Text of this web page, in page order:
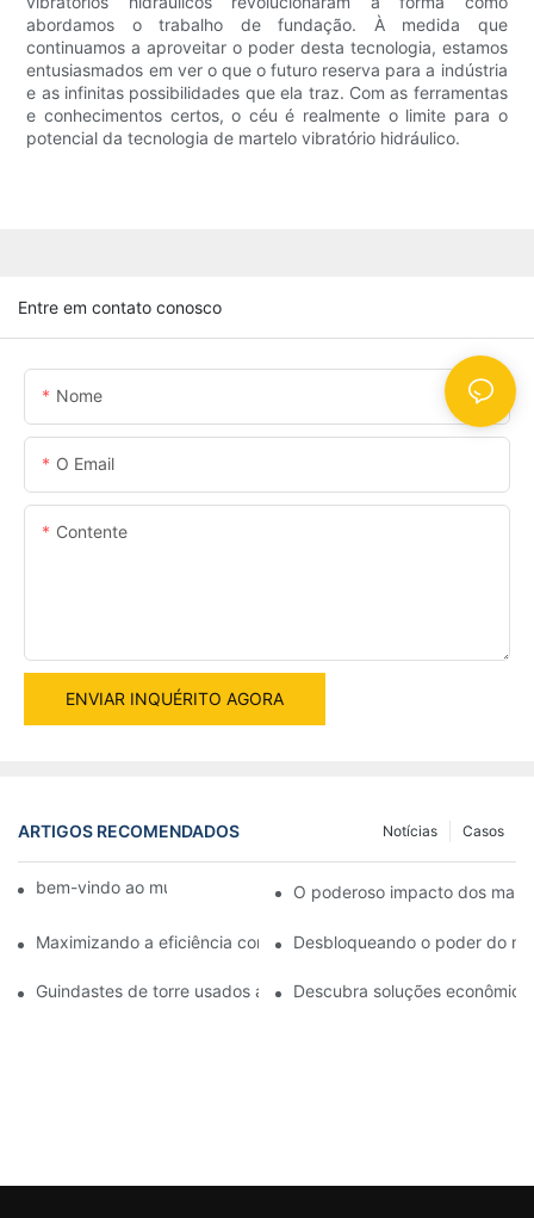
abordamos o trabalho de fundação. À medida que
continuamos a aproveitar o poder desta tecnologia, estamos
entusiasmados em ver o que o futuro reserva para a indústria
e as infinitas possibilidades que ela traz. Com as ferramentas
e conhecimentos certos, o céu é realmente o limite para o
potencial da tecnologia de martelo vibratório hidráulico.
Entre em contato conosco
Nome
O Email
Contente
ENVIAR INQUÉRITO AGORA
ARTIGOS RECOMENDADOS Casos
Notícias
bem-vindo ao mundo das máquinasO poderoso impacto dos
Maximizando a eficiência com um martelo vibratório
Desbloqueando o poder do
Guindastes de torre usados ​​acessíveis para venda: um
Descubra soluções